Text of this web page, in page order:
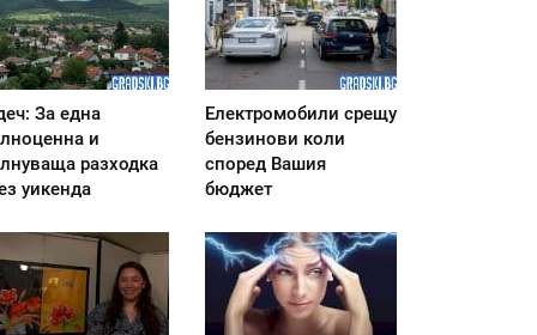
За една
и
разходка
уикенда
Електромобили срещу
бензинови коли
според Вашия
бюджет